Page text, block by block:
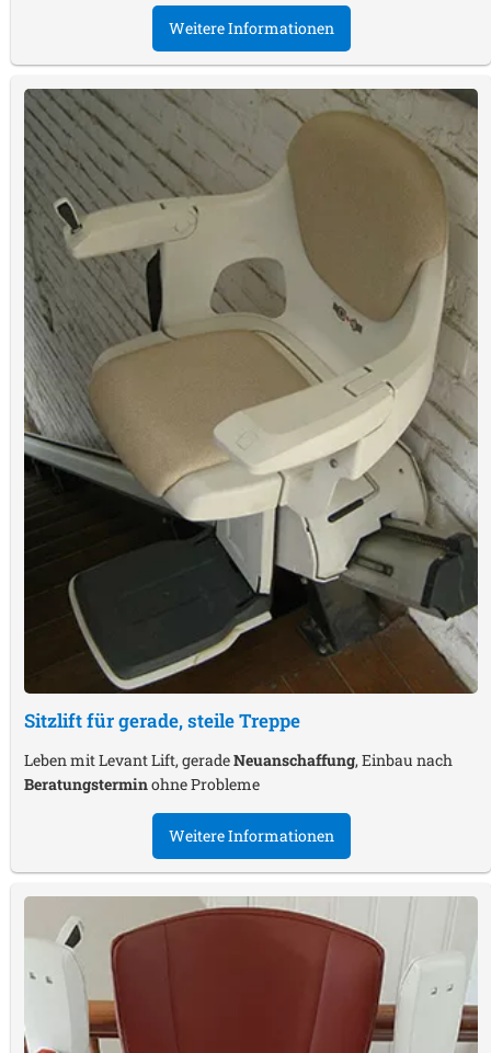
Weitere Informationen
Sitzlift für gerade, steile Treppe
Leben mit Levant Lift, geradeNeuanschaffung, Einbau nach
Beratungsterminohne Probleme
Weitere Informationen